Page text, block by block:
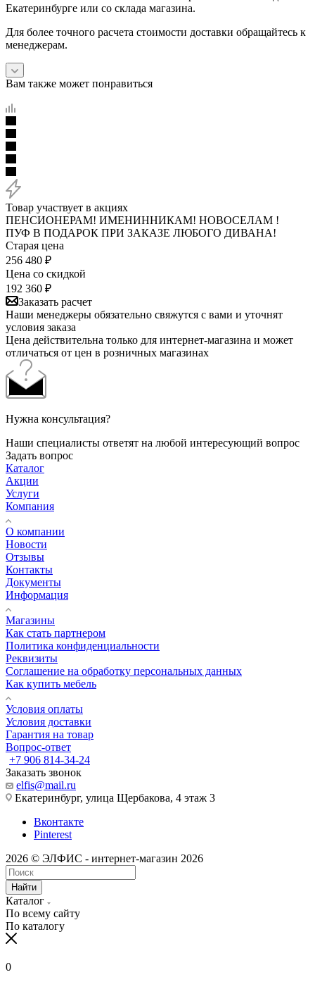
Екатеринбурге или со склада магазина.
Для более точного расчета стоимости доставки обращайтесь к
менеджерам.
Вам также может понравиться
Товар участвует в акциях
ПЕНСИОНЕРАМ! ИМЕНИННИКАМ! НОВОСЕЛАМ !
ПУФ В ПОДАРОК ПРИ ЗАКАЗЕ ЛЮБОГО ДИВАНА!
Старая цена
256 480 ₽
Цена со скидкой
192 360 ₽
Заказать расчет
Наши менеджеры обязательно свяжутся с вами и уточнят
условия заказа
Цена действительна только для интернет-магазина и может
отличаться от цен в розничных магазинах
Нужна консультация?
Наши специалисты ответят на любой интересующий вопрос
Задать вопрос
Каталог
Акции
Услуги
Компания
О компании
Новости
Отзывы
Контакты
Документы
Информация
Магазины
Как стать партнером
Политика конфиденциальности
Реквизиты
Соглашение на обработку персональных данных
Как купить мебель
Условия оплаты
Условия доставки
Гарантия на товар
Вопрос-ответ
+7 906 814-34-24
Заказать звонок
elfis@mail.ru
Екатеринбург, улица Щербакова, 4 этаж 3
Вконтакте
Pinterest
2026 © ЭЛФИС - интернет-магазин 2026
Найти
Каталог
По всему сайту
По каталогу
0